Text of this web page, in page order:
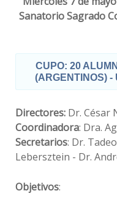
Sanatorio Sagrado
CUPO: 20
(ARGENTINOS) -
Directores: Dr. César
Coordinadora: Dra.
Secretarios: Dr.
Lebersztein - Dr.
Objetivos: